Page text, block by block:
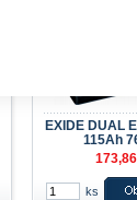
EXIDE DUAL
115Ah
ks